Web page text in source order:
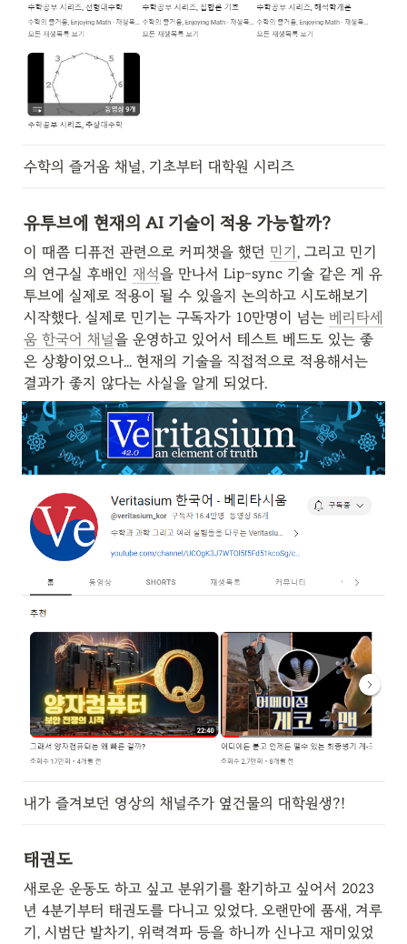
수학의 즐거움 채널, 기초부터 대학원 시리즈
유투브에 현재의 AI 기술이 적용 가능할까?
이 때쯤 디퓨전 관련으로 커피챗을 했던 민기 , 그리고 민기
의 연구실 후배인 재석을 만나서 Lip-sync 기술 같은 게 유
투브에 실제로 적용이 될 수 있을지 논의하고 시도해보기
시작했다. 실제로 민기는 구독자가 10만명이 넘는 베리타세
움 한국어 채널을 운영하고 있어서 테스트 베드도 있는 좋
은 상황이었으나... 현재의 기술을 직접적으로 적용해서는
결과가 좋지 않다는 사실을 알게 되었다.
내가 즐겨보던 영상의 채널주가 옆건물의 대학원생?!
태권도
새로운 운동도 하고 싶고 분위기를 환기하고 싶어서 2023
년 4분기부터 태권도를 다니고 있었다. 오랜만에 품새, 겨루
기, 시범단 발차기, 위력격파 등을 하니까 신나고 재미있었